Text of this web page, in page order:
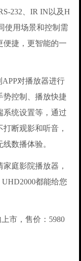
232、IR IN以及H
使用场景和控制需
便捷，更智能的一
对播放器进行
势控制、播放快捷
系统设置等，通过
断观影和听音，
数播体验。
庭影院播放器，
都能给您
市，售价：5980